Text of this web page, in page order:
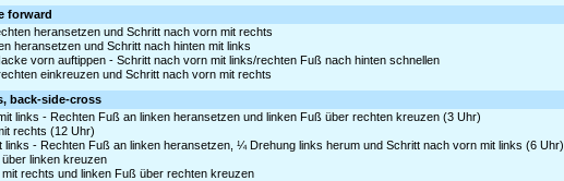
forward
heransetzen und Schritt nach vorn mit rechts
heransetzen und Schritt nach hinten mit links
vorn auftippen - Schritt nach vorn mit links/rechten Fuß nach hinten schnellen
einkreuzen und Schritt nach vorn mit rechts
back-side-cross
links - Rechten Fuß an linken heransetzen und linken Fuß über rechten kreuzen (3 Uhr)
rechts (12 Uhr)
- Rechten Fuß an linken heransetzen, ¼ Drehung links herum und Schritt nach vorn mit links (6 Uhr)
linken kreuzen
rechts und linken Fuß über rechten kreuzen